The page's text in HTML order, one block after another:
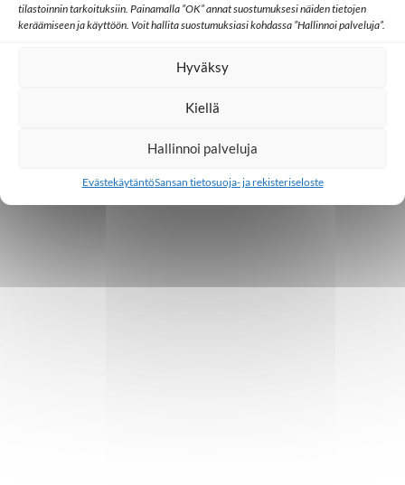
tilastoinnin tarkoituksiin. Painamalla ”OK” annat suostumuksesi näiden tietojen
keräämiseen ja käyttöön. Voit hallita suostumuksiasi kohdassa ”Hallinnoi palveluja”.
Hyväksy
Kiellä
Hallinnoi palveluja
EvästekäytäntöSansan tietosuoja- ja rekisteriseloste